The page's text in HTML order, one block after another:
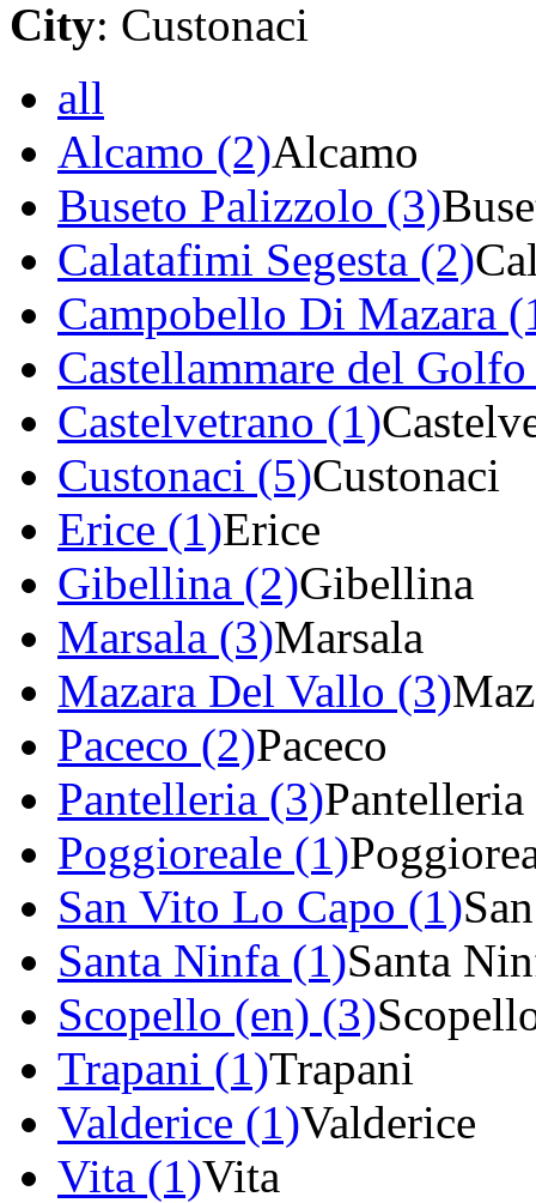
City: Custonaci
all
Alcamo (2)Alcamo
Buseto Palizzolo (3)
Calatafimi Segesta (2)
Campobello Di Mazara
Castellammare del
Castelvetrano (1)
Custonaci (5)Custonaci
Erice (1)Erice
Gibellina (2)Gibellina
Marsala (3)Marsala
Mazara Del Vallo (3)
Paceco (2)Paceco
Pantelleria (3)Pantelleria
Poggioreale (1)
San Vito Lo Capo (1)
Santa Ninfa (1)Santa
Scopello (en) (3)
Trapani (1)Trapani
Valderice (1)Valderice
Vita (1)Vita